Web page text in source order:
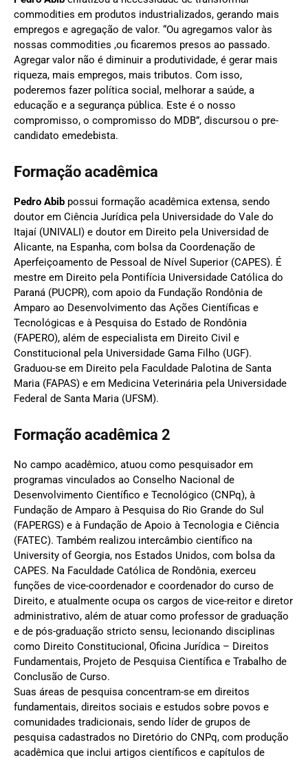
commodities em produtos industrializados, gerando mais
empregos e agregação de valor. “Ou agregamos valor às
nossas commodities ,ou ficaremos presos ao passado.
Agregar valor não é diminuir a produtividade, é gerar mais
riqueza, mais empregos, mais tributos. Com isso,
poderemos fazer política social, melhorar a saúde, a
educação e a segurança pública. Este é o nosso
compromisso, o compromisso do MDB”, discursou o pre-
candidato emedebista.
Formação acadêmica
Pedro Abib possui formação acadêmica extensa, sendo
doutor em Ciência Jurídica pela Universidade do Vale do
Itajaí (UNIVALI) e doutor em Direito pela Universidad de
Alicante, na Espanha, com bolsa da Coordenação de
Aperfeiçoamento de Pessoal de Nível Superior (CAPES). É
mestre em Direito pela Pontifícia Universidade Católica do
Paraná (PUCPR), com apoio da Fundação Rondônia de
Amparo ao Desenvolvimento das Ações Científicas e
Tecnológicas e à Pesquisa do Estado de Rondônia
(FAPERO), além de especialista em Direito Civil e
Constitucional pela Universidade Gama Filho (UGF).
Graduou-se em Direito pela Faculdade Palotina de Santa
Maria (FAPAS) e em Medicina Veterinária pela Universidade
Federal de Santa Maria (UFSM).
Formação acadêmica 2
No campo acadêmico, atuou como pesquisador em
programas vinculados ao Conselho Nacional de
Desenvolvimento Científico e Tecnológico (CNPq), à
Fundação de Amparo à Pesquisa do Rio Grande do Sul
(FAPERGS) e à Fundação de Apoio à Tecnologia e Ciência
(FATEC). Também realizou intercâmbio científico na
University of Georgia, nos Estados Unidos, com bolsa da
CAPES. Na Faculdade Católica de Rondônia, exerceu
funções de vice-coordenador e coordenador do curso de
Direito, e atualmente ocupa os cargos de vice-reitor e diretor
administrativo, além de atuar como professor de graduação
e de pós-graduação stricto sensu, lecionando disciplinas
como Direito Constitucional, Oficina Jurídica – Direitos
Fundamentais, Projeto de Pesquisa Científica e Trabalho de
Conclusão de Curso.
Suas áreas de pesquisa concentram-se em direitos
fundamentais, direitos sociais e estudos sobre povos e
comunidades tradicionais, sendo líder de grupos de
pesquisa cadastrados no Diretório do CNPq, com produção
acadêmica que inclui artigos científicos e capítulos de